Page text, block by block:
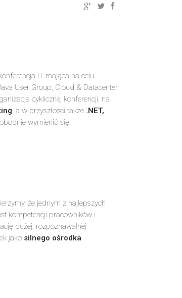
IT mająca na celu
User Group, Cloud & Datacenter
cyklicznej konferencji, na
, a w przyszłości także .NET,
wymienić się
że jednym z najlepszych
kompetencji pracowników i
dużej, rozpoznawalnej
jako silnego ośrodka